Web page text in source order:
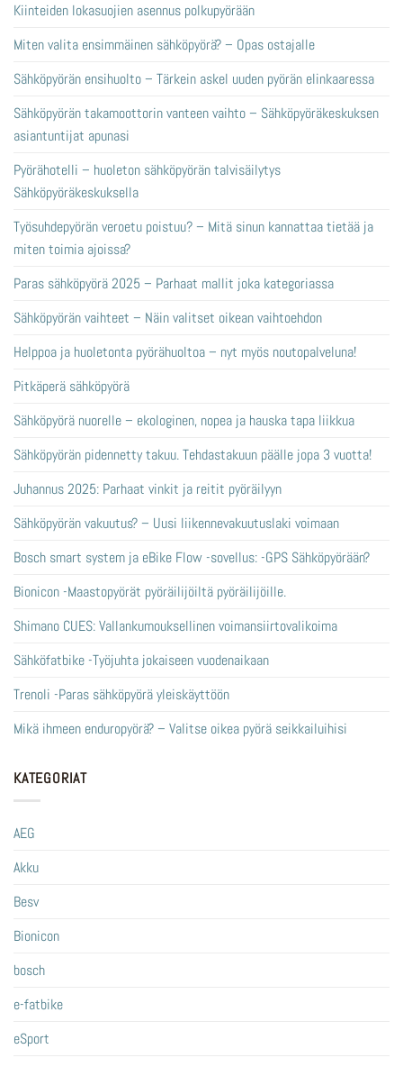
Kiinteiden lokasuojien asennus polkupyörään
Miten valita ensimmäinen sähköpyörä? – Opas ostajalle
Sähköpyörän ensihuolto – Tärkein askel uuden pyörän elinkaaressa
Sähköpyörän takamoottorin vanteen vaihto – Sähköpyöräkeskuksen
asiantuntijat apunasi
Pyörähotelli – huoleton sähköpyörän talvisäilytys
Sähköpyöräkeskuksella
Työsuhdepyörän veroetu poistuu? – Mitä sinun kannattaa tietää ja
miten toimia ajoissa?
Paras sähköpyörä 2025 – Parhaat mallit joka kategoriassa
Sähköpyörän vaihteet – Näin valitset oikean vaihtoehdon
Helppoa ja huoletonta pyörähuoltoa – nyt myös noutopalveluna!
Pitkäperä sähköpyörä
Sähköpyörä nuorelle – ekologinen, nopea ja hauska tapa liikkua
Sähköpyörän pidennetty takuu. Tehdastakuun päälle jopa 3 vuotta!
Juhannus 2025: Parhaat vinkit ja reitit pyöräilyyn
Sähköpyörän vakuutus? – Uusi liikennevakuutuslaki voimaan
Bosch smart system ja eBike Flow -sovellus: -GPS Sähköpyörään?
Bionicon -Maastopyörät pyöräilijöiltä pyöräilijöille.
Shimano CUES: Vallankumouksellinen voimansiirtovalikoima
Sähköfatbike -Työjuhta jokaiseen vuodenaikaan
Trenoli -Paras sähköpyörä yleiskäyttöön
Mikä ihmeen enduropyörä? – Valitse oikea pyörä seikkailuihisi
KATEGORIAT
AEG
Akku
Besv
Bionicon
bosch
e-fatbike
eSport